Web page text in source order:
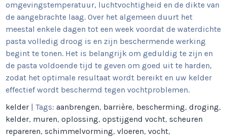
omgevingstemperatuur, luchtvochtigheid en de dikte van
de aangebrachte laag. Over het algemeen duurt het
meestal enkele dagen tot een week voordat de waterdichte
pasta volledig droog is en zijn beschermende werking
begint te tonen. Het is belangrijk om geduldig te zijn en
de pasta voldoende tijd te geven om goed uit te harden,
zodat het optimale resultaat wordt bereikt en uw kelder
effectief wordt beschermd tegen vochtproblemen.
kelder | Tags:aanbrengen, barrière, bescherming,droging,
kelder, muren,oplossing,opstijgend vocht,scheuren
repareren,schimmelvorming,vloeren,vocht,